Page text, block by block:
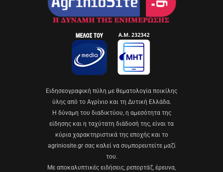
Eιδησεογραφική πύλη με θεματολογία ποικίλης
ύλης από το Αγρίνιο και τη Δυτική Ελλάδα.
Η δύναμη του διαδικτύου, η αμεσότητα της
είδησης και η ταχύτατη διάδοσή της, είναι τα
κύρια χαρακτηριστικά της εποχής και το
agriniosite.gr σας καλεί να συμπορευτείτε μαζί
του.
Με αποκαλυπτικές ειδήσεις, ρεπορτάζ, έρευνα,